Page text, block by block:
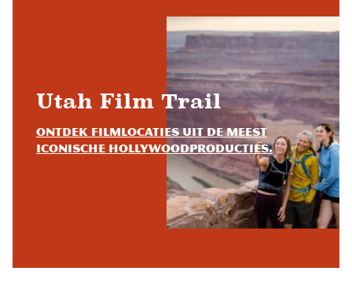
Utah Film Trail
Ontdek filmlocaties uit de meest
iconische Hollywoodproducties.